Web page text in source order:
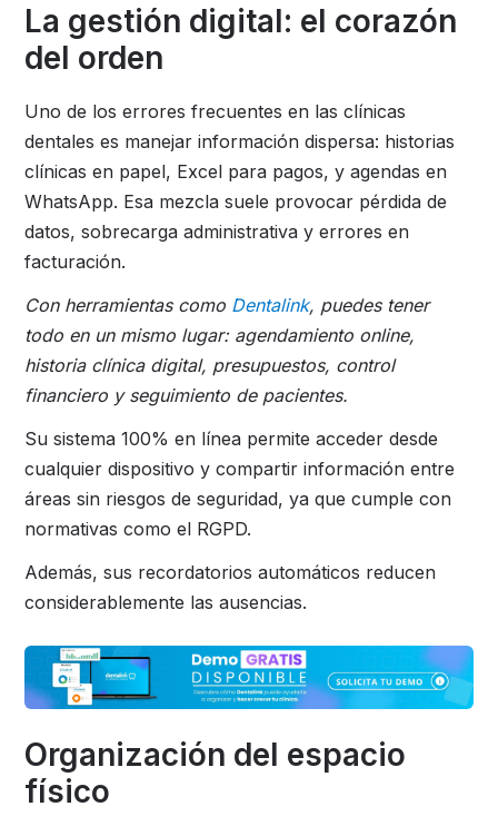
La gestión digital: el corazón
del orden
Uno de los errores frecuentes en las clínicas
dentales es manejar información dispersa: historias
clínicas en papel, Excel para pagos, y agendas en
WhatsApp. Esa mezcla suele provocar pérdida de
datos, sobrecarga administrativa y errores en
facturación.
Con herramientas como Dentalink, puedes tener
todo en un mismo lugar: agendamiento online,
historia clínica digital, presupuestos, control
financiero y seguimiento de pacientes.
Su sistema 100% en línea permite acceder desde
cualquier dispositivo y compartir información entre
áreas sin riesgos de seguridad, ya que cumple con
normativas como el RGPD.
Además, sus recordatorios automáticos reducen
considerablemente las ausencias.
Organización del espacio
físico